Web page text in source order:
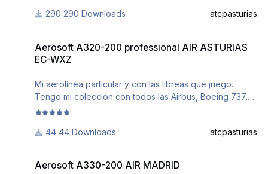
menos en repintado de aviones.
make one. I have tried to do my best. I am not an
expert, much less repainted of airplanes.
290 Downloads atcpasturias
Aerosoft A320-200 professional AIR ASTURIAS
EC-WXZ
Mi aerolínea particular y con las libreas que juego.
Tengo mi colección con todos las Airbus, Boeing 737,
747, 767, 777 y 787 en todas sus variantes. También el
la bandera de Asturias y el Trisquel Celta en la cola que
44 Downloads atcpasturias
Aerosoft A330-200 AIR MADRID